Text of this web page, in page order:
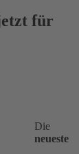
für
Die
neueste